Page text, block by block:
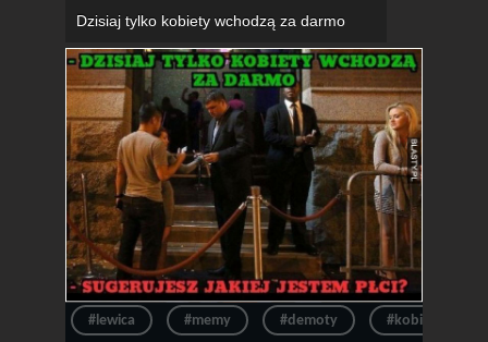
Dzisiaj tylko kobiety wchodzą za darmo
#lewica #memy #demoty #kobiety